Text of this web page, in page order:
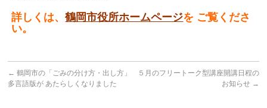
詳しくは、鶴岡市役所ホームページを ご覧くださ
い。
← 鶴岡市の「ごみの分け方・出し方」
多言語版が あたらしくなりました
５月のフリートーク型講座開講日程の
お知らせ →